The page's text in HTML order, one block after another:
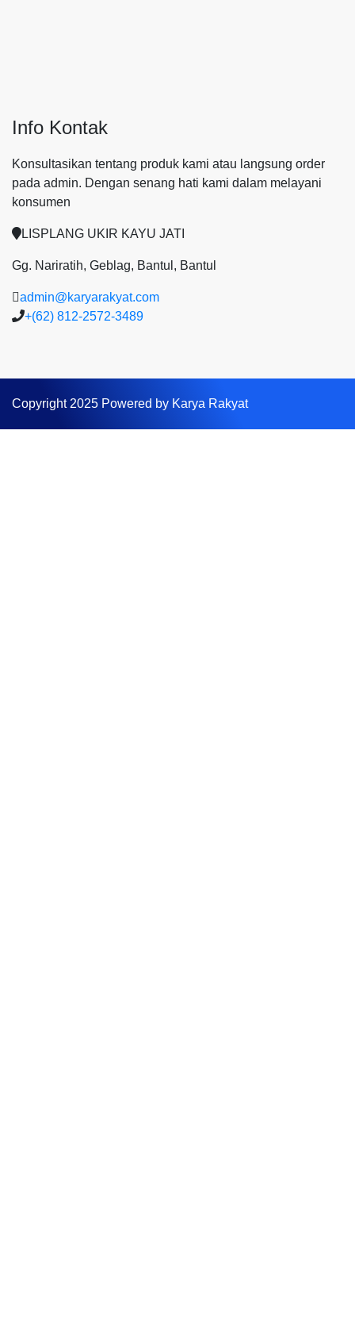
Info Kontak
Konsultasikan tentang produk kami atau langsung order
pada admin. Dengan senang hati kami dalam melayani
konsumen
LISPLANG UKIR KAYU JATI
Gg. Nariratih, Geblag, Bantul, Bantul
admin@karyarakyat.com
+(62) 812-2572-3489
Copyright 2025 Powered by Karya Rakyat